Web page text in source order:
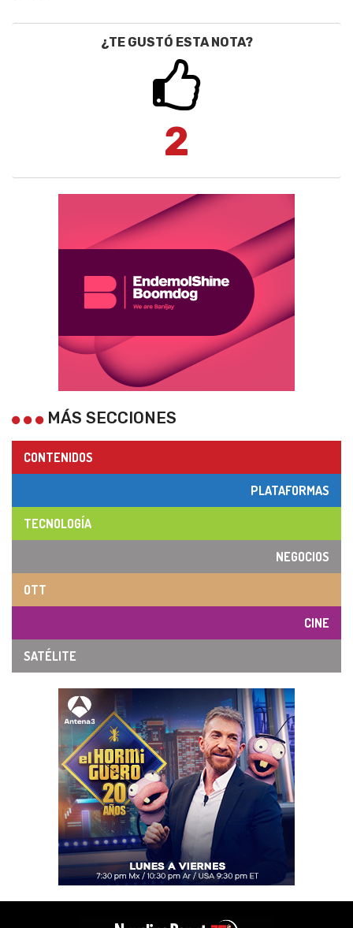
¿TE GUSTÓ ESTA NOTA?
2
MÁS SECCIONES
CONTENIDOS
PLATAFORMAS
TECNOLOGÍA
NEGOCIOS
OTT
CINE
SATÉLITE